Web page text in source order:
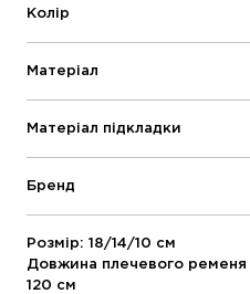
Колір
Матеріал
Матеріал підкладки
Бренд
Розмір: 18/14/10 см
Довжина плечевого ременя
120 см